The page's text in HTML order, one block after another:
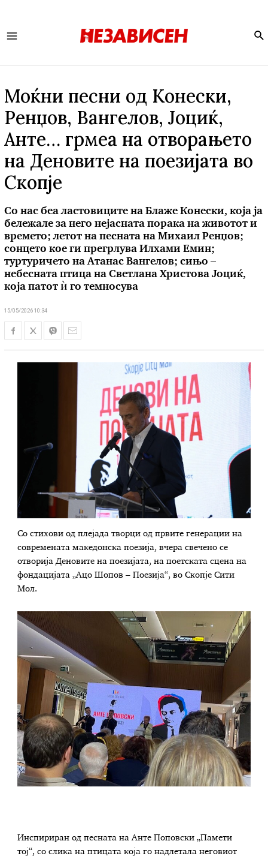
Моќни песни од Kонески,
Ренџов, Вангелов, Јоциќ,
Анте… грмеа на отворањето
на Деновите на поезијата во
Скопје
Со нас беа ластовиците на Блаже Конески, која ја
бележале за него нејасната порака на животот и
времето; летот на песната на Михаил Ренџов;
сонцето кое ги прегрлува Илхами Емин;
туртуричето на Атанас Вангелов; сињо –
небесната птица на Светлана Христова Јоциќ,
која патот ѝ го темносува
15/05/2026 10:34
Со стихови од плејада творци од првите генерации на
современата македонска поезија, вчера свечено се
отворија Деновите на поезијата, на поетската сцена на
фондацијата „Ацо Шопов – Поезија“, во Скопје Сити
Мол.
Инспириран од песната на Анте Поповски „Памети
тој“, со слика на птицата која го надлетала неговиот